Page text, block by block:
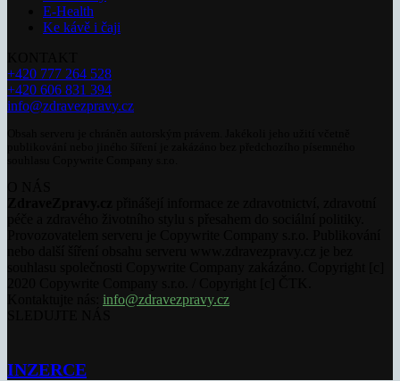
E-Health
Ke kávě i čaji
+420 777 264 528
+420 606 831 394
info@zdravezpravy.cz
info@zdravezpravy.cz
INZERCE